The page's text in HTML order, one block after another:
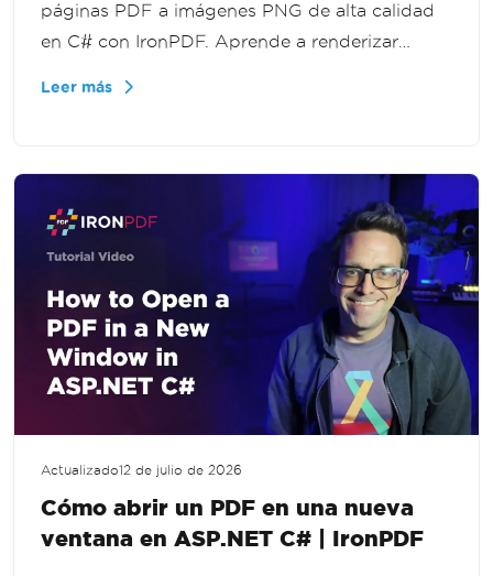
páginas PDF a imágenes PNG de alta calidad
en C# con IronPDF. Aprende a renderizar
Leer más
Actualizado12 de julio de 2026
Cómo abrir un PDF en una nueva
ventana en ASP.NET C# | IronPDF